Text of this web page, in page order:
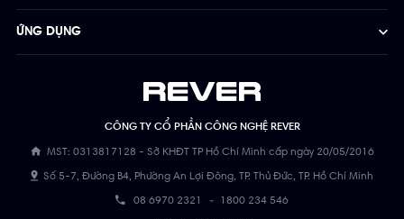
CÔNG TY CỔ PHẦN CÔNG NGHỆ REVER
MST: 0313817128 - Sở KHĐT TP Hồ Chí Minh cấp ngày 20/05/2016
Số 5-7, Đường B4, Phường An Lợi Đông, TP. Thủ Đức, TP. Hồ Chí Minh
08 6970 2321 - 1800 234 546
ỨNG DỤNG